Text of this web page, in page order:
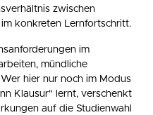
zwischen
konkreten Lernfortschritt.
im
mündliche
hier nur noch im Modus
Klausur" lernt, verschenkt
auf die Studienwahl